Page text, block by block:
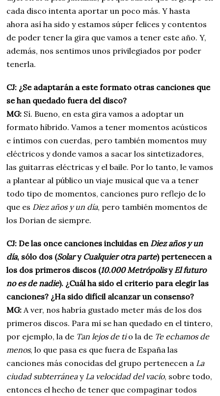
cada disco intenta aportar un poco más. Y hasta
ahora así ha sido y estamos súper felices y contentos
de poder tener la gira que vamos a tener este año. Y,
además, nos sentimos unos privilegiados por poder
tenerla.
CJ: ¿Se adaptarán a este formato otras canciones que
se han quedado fuera del disco?
MG: Sí. Bueno, en esta gira vamos a adoptar un
formato híbrido. Vamos a tener momentos acústicos
e íntimos con cuerdas, pero también momentos muy
eléctricos y donde vamos a sacar los sintetizadores,
las guitarras eléctricas y el baile. Por lo tanto, le vamos
a plantear al público un viaje musical que va a tener
todo tipo de momentos, canciones puro reflejo de lo
que es Diez años y un día, pero también momentos de
los Dorian de siempre.
CJ: De las once canciones incluidas en Diez años y un
día, sólo dos (Solary Cualquier otra parte) pertenecen a
los dos primeros discos (10.000 MetrópolisyEl futuro
no es de nadie). ¿Cuál ha sido el criterio para elegir las
canciones? ¿Ha sido difícil alcanzar un consenso?
MG: A ver, nos habría gustado meter más de los dos
primeros discos. Para mí se han quedado en el tintero,
por ejemplo, la de Tan lejos de tio la de Te echamos de
menos, lo que pasa es que fuera de España las
canciones más conocidas del grupo pertenecen a La
ciudad subterráneay La velocidad del vacío, sobre todo,
entonces el hecho de tener que compaginar todos